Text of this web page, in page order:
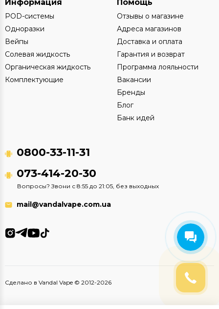
Информация
POD-системы
Одноразки
Вейпы
Солевая жидкость
Органическая жидкость
Комплектующие
Помощь
Отзывы о магазине
Адреса магазинов
Доставка и оплата
Гарантия и возврат
Программа лояльности
Вакансии
Бренды
Блог
Банк идей
0800-33-11-31
073-414-20-30
Вопросы? Звони с 8:55 до 21:05, без выходных
mail@vandalvape.com.ua
Сделано в Vandal Vape © 2012-2026